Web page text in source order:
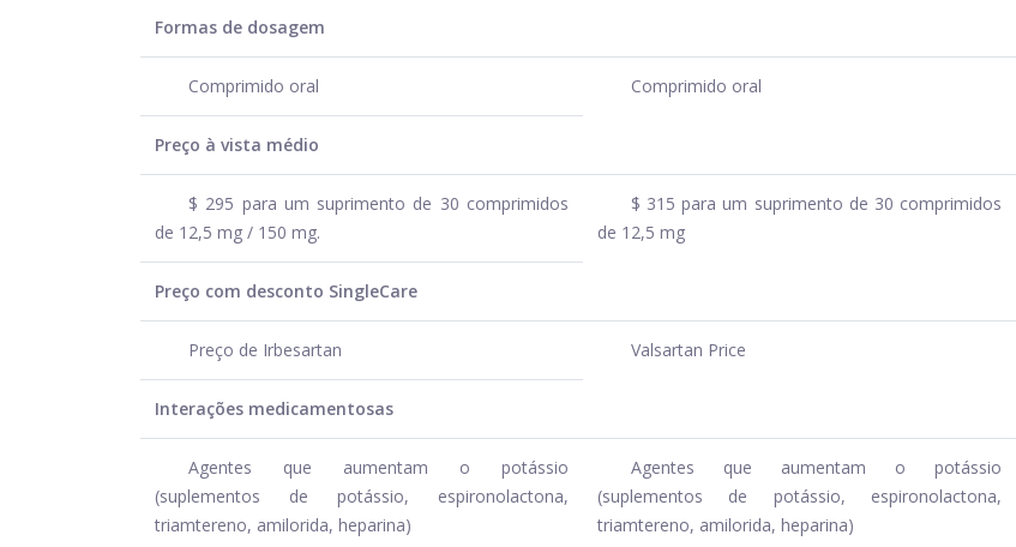
Formas de dosagem
Comprimido oral Comprimido oral
Preço à vista médio
$ 295 para um suprimento de 30 comprimidos
de 12,5 mg / 150 mg.
$ 315 para um suprimento de 30 comprimidos
de 12,5 mg
Preço com desconto SingleCare
Preço de Irbesartan Valsartan Price
Interações medicamentosas
Agentes que aumentam o potássio
(suplementos de potássio, espironolactona,
triamtereno, amilorida, heparina)
Agentes que aumentam o potássio
(suplementos de potássio, espironolactona,
triamtereno, amilorida, heparina)